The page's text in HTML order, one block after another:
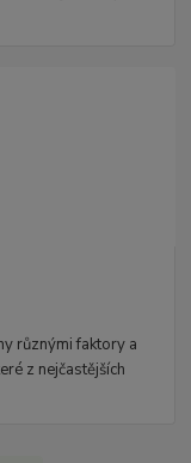
různými faktory a
z nejčastějších